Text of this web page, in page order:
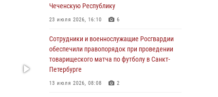
08 августа 2026, 07:00
Росгвардии встретились с участником
патриотического проекта «Дорогой
Ломоносова — дорогой к Победе в СВО»
(видео)
08 августа 2026, 07:00
Чеченскую Республику
23 июля 2026, 16:10 6
Сотрудники и военнослужащие Росгвардии
обеспечили правопорядок при проведении
товарищеского матча по футболу в Санкт-
Петербурге
13 июля 2026, 08:08 2